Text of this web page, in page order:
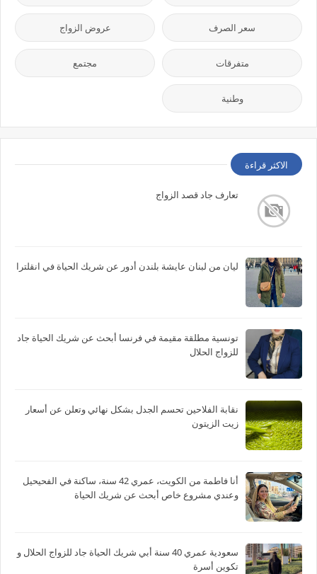
سعر الصرف عروض الزواج
متفرقات مجتمع
وطنية
الاكثر قراءة
تعارف جاد قصد الزواج
ليان من لبنان عايشة بلندن أدور عن شريك الحياة في انقلترا
تونسية مطلقة مقيمة في فرنسا أبحث عن شريك الحياة جاد
للزواج الحلال
نقابة الفلاحين تحسم الجدل بشكل نهائي وتعلن عن أسعار
زيت الزيتون
أنا فاطمة من الكويت، عمري 42 سنة، ساكنة في الفحيحيل
وعندي مشروع خاص أبحث عن شريك الحياة
سعودية عمري 40 سنة أبي شريك الحياة جاد للزواج الحلال و
تكوين أسرة